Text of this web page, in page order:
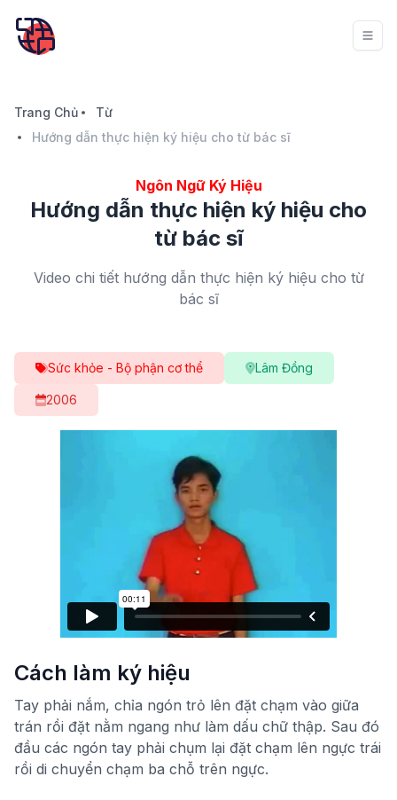
Trang Chủ
Từ
Hướng dẫn thực hiện ký hiệu cho từ bác sĩ
Ngôn Ngữ Ký Hiệu
Hướng dẫn thực hiện ký hiệu cho
từ bác sĩ
Video chi tiết hướng dẫn thực hiện ký hiệu cho từ
bác sĩ
Sức khỏe - Bộ phận cơ thể Lâm Đồng
2006
Cách làm ký hiệu
Tay phải nắm, chỉa ngón trỏ lên đặt chạm vào giữa
trán rồi đặt nằm ngang như làm dấu chữ thập. Sau đó
đầu các ngón tay phải chụm lại đặt chạm lên ngực trái
rồi di chuyển chạm ba chỗ trên ngực.